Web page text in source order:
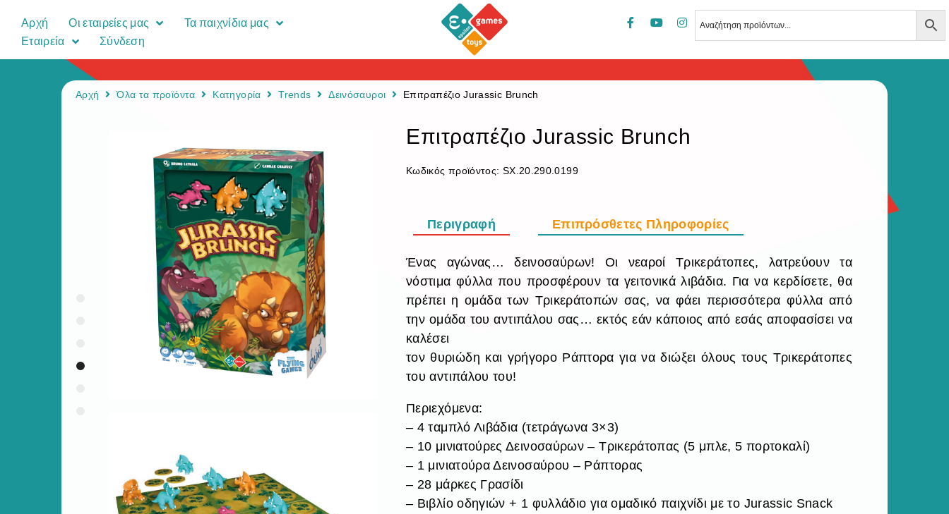
Αρχή Οι εταιρείες μας
Τα παιχνίδια μας
Εταιρεία
Σύνδεση
Αρχή Όλα τα προϊόντα Κατηγορία Trends Δεινόσαυροι Επιτραπέζιο Jurassic Brunch
Επιτραπέζιο Jurassic Brunch
Κωδικός προϊόντος: SX.20.290.0199
Περιγραφή Επιπρόσθετες Πληροφορίες
Ένας αγώνας… δεινοσαύρων! Οι νεαροί Τρικεράτοπες, λατρεύουν τα
νόστιμα φύλλα που προσφέρουν τα γειτονικά λιβάδια. Για να κερδίσετε, θα
πρέπει η ομάδα των Τρικεράτοπών σας, να φάει περισσότερα φύλλα από
την ομάδα του αντιπάλου σας… εκτός εάν κάποιος από εσάς αποφασίσει να
καλέσει
τον θυριώδη και γρήγορο Ράπτορα για να διώξει όλους τους Τρικεράτοπες
του αντιπάλου του!
Περιεχόμενα:
– 4 ταμπλό Λιβάδια (τετράγωνα 3×3)
– 10 μινιατούρες Δεινοσαύρων – Τρικεράτοπας (5 μπλε, 5 πορτοκαλί)
– 1 μινιατούρα Δεινοσαύρου – Ράπτορας
– 28 μάρκες Γρασίδι
– Βιβλίο οδηγιών + 1 φυλλάδιο για ομαδικό παιχνίδι με το Jurassic Snack